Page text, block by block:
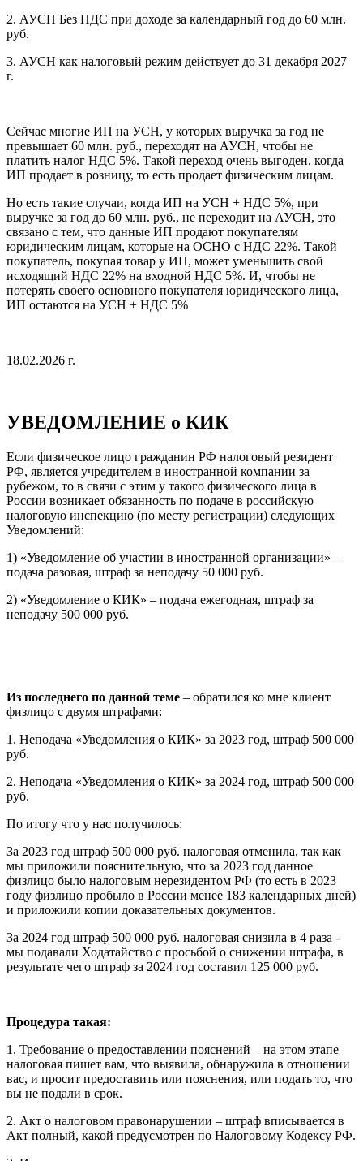
2. АУСН Без НДС при доходе за календарный год до 60 млн.
руб.
3. АУСН как налоговый режим действует до 31 декабря 2027
г.
Сейчас многие ИП на УСН, у которых выручка за год не
превышает 60 млн. руб., переходят на АУСН, чтобы не
платить налог НДС 5%. Такой переход очень выгоден, когда
ИП продает в розницу, то есть продает физическим лицам.
Но есть такие случаи, когда ИП на УСН + НДС 5%, при
выручке за год до 60 млн. руб., не переходит на АУСН, это
связано с тем, что данные ИП продают покупателям
юридическим лицам, которые на ОСНО с НДС 22%. Такой
покупатель, покупая товар у ИП, может уменьшить свой
исходящий НДС 22% на входной НДС 5%. И, чтобы не
потерять своего основного покупателя юридического лица,
ИП остаются на УСН + НДС 5%
18.02.2026 г.
УВЕДОМЛЕНИЕ о КИК
Если физическое лицо гражданин РФ налоговый резидент
РФ, является учредителем в иностранной компании за
рубежом, то в связи с этим у такого физического лица в
России возникает обязанность по подаче в российскую
налоговую инспекцию (по месту регистрации) следующих
Уведомлений:
1) «Уведомление об участии в иностранной организации» –
подача разовая, штраф за неподачу 50 000 руб.
2) «Уведомление о КИК» – подача ежегодная, штраф за
неподачу 500 000 руб.
Из последнего по данной теме – обратился ко мне клиент
физлицо с двумя штрафами:
1. Неподача «Уведомления о КИК» за 2023 год, штраф 500 000
руб.
2. Неподача «Уведомления о КИК» за 2024 год, штраф 500 000
руб.
По итогу что у нас получилось:
За 2023 год штраф 500 000 руб. налоговая отменила, так как
мы приложили пояснительную, что за 2023 год данное
физлицо было налоговым нерезидентом РФ (то есть в 2023
году физлицо пробыло в России менее 183 календарных дней)
и приложили копии доказательных документов.
За 2024 год штраф 500 000 руб. налоговая снизила в 4 раза -
мы подавали Ходатайство с просьбой о снижении штрафа, в
результате чего штраф за 2024 год составил 125 000 руб.
Процедура такая:
1. Требование о предоставлении пояснений – на этом этапе
налоговая пишет вам, что выявила, обнаружила в отношении
вас, и просит предоставить или пояснения, или подать то, что
вы не подали в срок.
2. Акт о налоговом правонарушении – штраф вписывается в
Акт полный, какой предусмотрен по Налоговому Кодексу РФ.